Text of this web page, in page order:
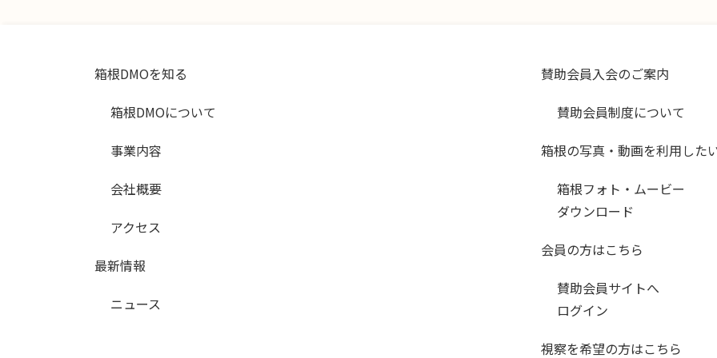
箱根DMOを知る
箱根DMOについて
事業内容
会社概要
アクセス
最新情報
ニュース
賛助会員入会のご案内
賛助会員制度について
箱根の写真・動画を利用した
箱根フォト・ムービー
ダウンロード
会員の方はこちら
賛助会員サイトへ
ログイン
視察を希望の方はこちら